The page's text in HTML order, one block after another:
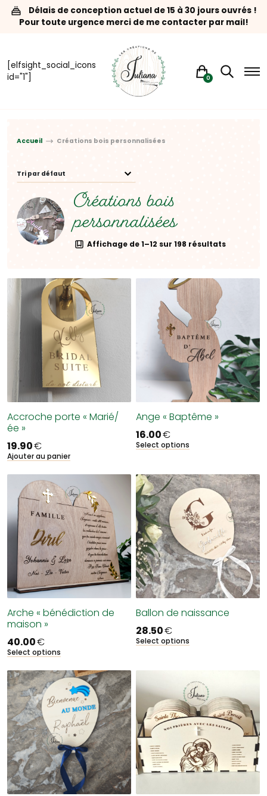
Délais de conception actuel de 15 à 30 jours ouvrés !
Pour toute urgence merci de me contacter par mail!
[elfsight_social_icons
id="1"]
0
Accueil Créations bois personnalisées
Créations bois
personnalisées
Affichage de 1–12 sur 198 résultats
Accroche porte « Marié/
ée »
19.90€
Ajouter au panier
Ange « Baptême »
16.00€
Select options
Arche « bénédiction de
maison »
40.00€
Select options
Ballon de naissance
28.50€
Select options